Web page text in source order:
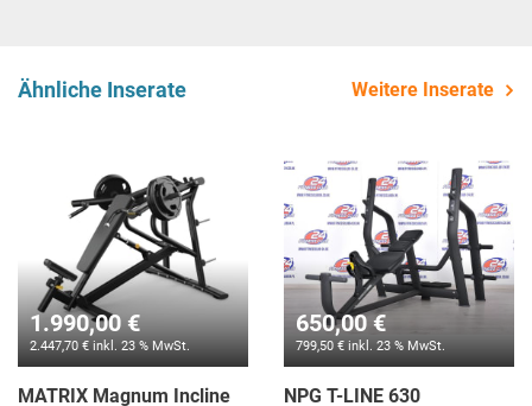
Ähnliche Inserate Weitere Inserate
1.990,00 €
2.447,70 € inkl. 23 % MwSt.
MATRIX Magnum Incline
650,00 €
799,50 € inkl. 23 % MwSt.
NPG T-LINE 630